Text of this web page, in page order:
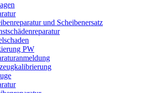
und Scheibenersatz
PW